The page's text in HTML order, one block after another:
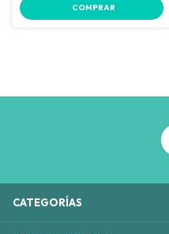
COMPRAR
CATEGORÍAS